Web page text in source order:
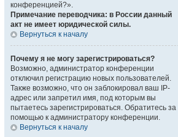
конференцией?».
Примечание переводчика: в России данный
акт не имеет юридической силы.
Вернуться к началу
Почему я не могу зарегистрироваться?
Возможно, администратор конференции
отключил регистрацию новых пользователей.
Также возможно, что он заблокировал ваш IP-
адрес или запретил имя, под которым вы
пытаетесь зарегистрироваться. Обратитесь за
помощью к администратору конференции.
Вернуться к началу